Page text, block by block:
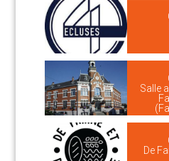
Salle
De